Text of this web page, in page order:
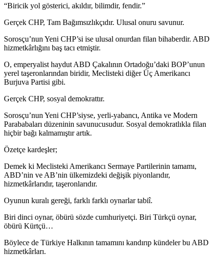
“Biricik yol gösterici, akıldır, bilimdir, fendir.”
Gerçek CHP, Tam Bağımsızlıkçıdır. Ulusal onuru savunur.
Sorosçu’nun Yeni CHP’si ise ulusal onurdan filan bihaberdir. ABD
hizmetkârlığını baş tacı etmiştir.
O, emperyalist haydut ABD Çakalının Ortadoğu’daki BOP’unun
yerel taşeronlarından biridir, Meclisteki diğer Üç Amerikancı
Burjuva Partisi gibi.
Gerçek CHP, sosyal demokrattır.
Sorosçu’nun Yeni CHP’siyse, yerli-yabancı, Antika ve Modern
Parababaları düzeninin savunucusudur. Sosyal demokratlıkla filan
hiçbir bağı kalmamıştır artık.
Özetçe kardeşler;
Demek ki Meclisteki Amerikancı Sermaye Partilerinin tamamı,
ABD’nin ve AB’nin ülkemizdeki değişik piyonlarıdır,
hizmetkârlarıdır, taşeronlarıdır.
Oyunun kuralı gereği, farklı farklı oynarlar tabiî.
Biri dinci oynar, öbürü sözde cumhuriyetçi. Biri Türkçü oynar,
öbürü Kürtçü…
Böylece de Türkiye Halkının tamamını kandırıp kündeler bu ABD
hizmetkârları.